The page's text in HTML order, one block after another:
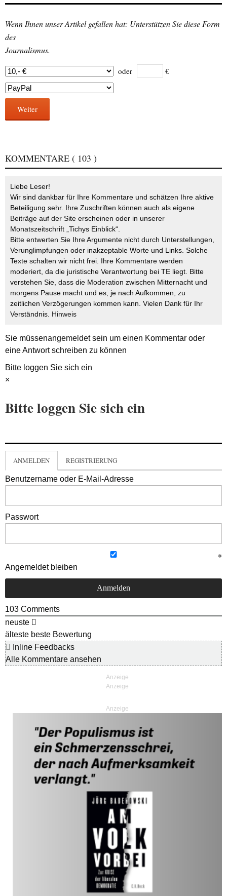
Wenn Ihnen unser Artikel gefallen hat: Unterstützen Sie diese Form
des
Journalismus.
oder €
Weiter
KOMMENTARE ( 103 )
Liebe Leser!
Wir sind dankbar für Ihre Kommentare und schätzen Ihre aktive
Beteiligung sehr. Ihre Zuschriften können auch als eigene
Beiträge auf der Site erscheinen oder in unserer
Monatszeitschrift „Tichys Einblick“.
Bitte entwerten Sie Ihre Argumente nicht durch Unterstellungen,
Verunglimpfungen oder inakzeptable Worte und Links. Solche
Texte schalten wir nicht frei. Ihre Kommentare werden
moderiert, da die juristische Verantwortung bei TE liegt. Bitte
verstehen Sie, dass die Moderation zwischen Mitternacht und
morgens Pause macht und es, je nach Aufkommen, zu
zeitlichen Verzögerungen kommen kann. Vielen Dank für Ihr
Verständnis. Hinweis
Sie müssenangemeldetsein um einen Kommentar oder
eine Antwort schreiben zu können
Bitte loggen Sie sich ein
×
Bitte loggen Sie sich ein
ANMELDEN REGISTRIERUNG
Benutzername oder E-Mail-Adresse
Passwort
Angemeldet bleiben
103 Comments
neuste
älteste beste Bewertung
Inline Feedbacks
Alle Kommentare ansehen
Anzeige